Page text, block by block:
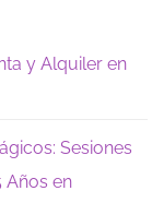
y Alquiler en
Sesiones
Años en